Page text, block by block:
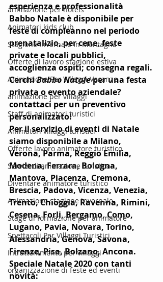
animazione per hotels
Animatori kids club
Stagione Invernale In Montagna
Offerte di lavoro stagione estiva
Animazione Per Villaggi Vacanze
animazione per villaggi
Staff di animatori turistici
Animatori villaggi turistici
Offerte lavoro animatore turistico
Servizi di animazione turistica
Diventare animatore turistico
Animazione stagione invernale
Stage di formazione per animatore
Spettacoli Per Villaggi Turistici
Intrattenimento per villaggi
organizzazione di feste ed eventi
esperienza e professionalità
Babbo Natale è disponibile per
feste di compleanno nel periodo
prenatalizio, per cene, feste
private e locali pubblici,
accoglienza ospiti; consegna regali.
Cerchi Babbo Natale per una festa
privata o evento aziendale?
contattaci per un preventivo
personalizzato!
Per il servizio di eventi di Natale
siamo disponibile a Milano,
Verona, Parma, Reggio Emilia,
Modena, Ferrara, Bologna,
Mantova, Piacenza, Cremona,
Brescia, Padova, Vicenza, Venezia,
Trento, Chioggia, Ravenna, Rimini,
Cesena, Forli, Bergamo, Como,
Lugano, Pavia, Novara, Torino,
Alessandria, Genova, Savona,
Firenze, Pisa, Bolzano, Ancona.
Speciale Natale 2020 con tanti
novità: